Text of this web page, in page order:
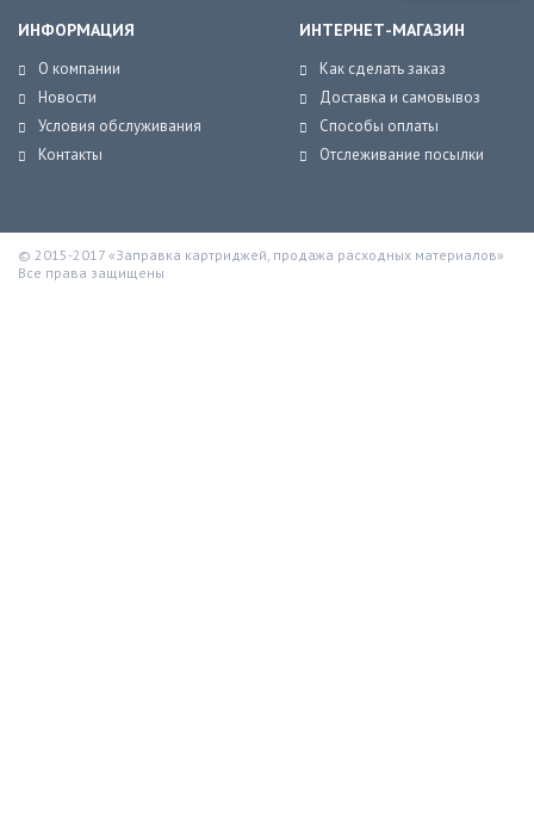
ИНФОРМАЦИЯ
О компании
Новости
Условия обслуживания
Контакты
ИНТЕРНЕТ-МАГАЗИН
Как сделать заказ
Доставка и самовывоз
Способы оплаты
Отслеживание посылки
© 2015-2017 «Заправка картриджей, продажа расходных материалов»
Все права защищены